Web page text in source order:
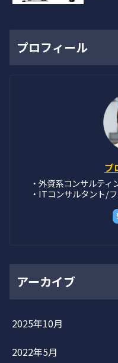
プロフィール
ブ
・外資系コンサルテ
・ITコンサルタント/
アーカイブ
2025年10月
2022年5月